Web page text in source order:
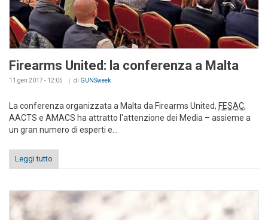
Firearms United: la conferenza a Malta
11 gen 2017 - 12:05 di GUNSweek
La conferenza organizzata a Malta da Firearms United, FESAC,
AACTS e AMACS ha attratto l'attenzione dei Media – assieme a
un gran numero di esperti e...
Leggi tutto